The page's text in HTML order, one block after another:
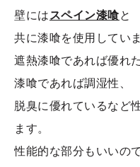
壁には スペイン漆喰と
共に漆喰を使用していま
遮熱漆喰であれば優れ
漆喰であれば調湿性、
脱臭に優れているなど
ます。
性能的な部分もいいの